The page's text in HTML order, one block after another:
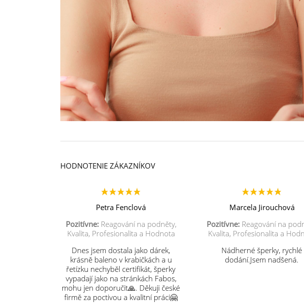
HODNOTENIE ZÁKAZNÍKOV
Petra Fenclová
Pozitívne:Reagování na podněty,
Kvalita, Profesionalita a Hodnota
Dnes jsem dostala jako dárek,
krásně baleno v krabičkách a u
řetízku nechyběl certifikát, šperky
vypadají jako na stránkách Fabos,
mohu jen doporučit🙏. Děkuji české
firmě za poctivou a kvalitní práci🤗
Marcela Jirouchová
Pozitívne:Reagování na
Kvalita, Profesionalita a
Nádherné šperky, rychlé
dodání.Jsem nadšená.